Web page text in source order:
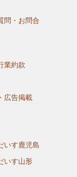
問・お問合
業約款
広告掲載
いす鹿児島
いす山形